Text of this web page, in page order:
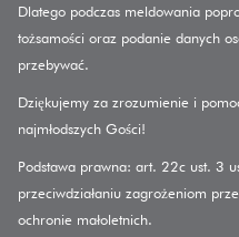
update
Dlatego podczas meldowania
tożsamości oraz podanie danych
przebywać.
Dziękujemy za zrozumienie i
najmłodszych Gości!
Podstawa prawna: art. 22c ust. 3
przeciwdziałaniu zagrożeniom
ochronie małoletnich.